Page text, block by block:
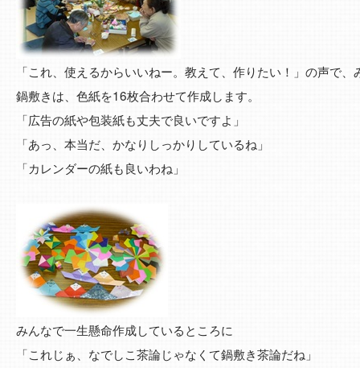
「これ、使えるからいいねー。教えて、作りたい！」の声で
鍋敷きは、色紙を16枚合わせて作成します。
「広告の紙や包装紙も丈夫で良いですよ」
「あっ、本当だ、かなりしっかりしているね」
「カレンダーの紙も良いわね」
みんなで一生懸命作成しているところに
「これじぁ、なでしこ茶論じゃなくて鍋敷き茶論だね」